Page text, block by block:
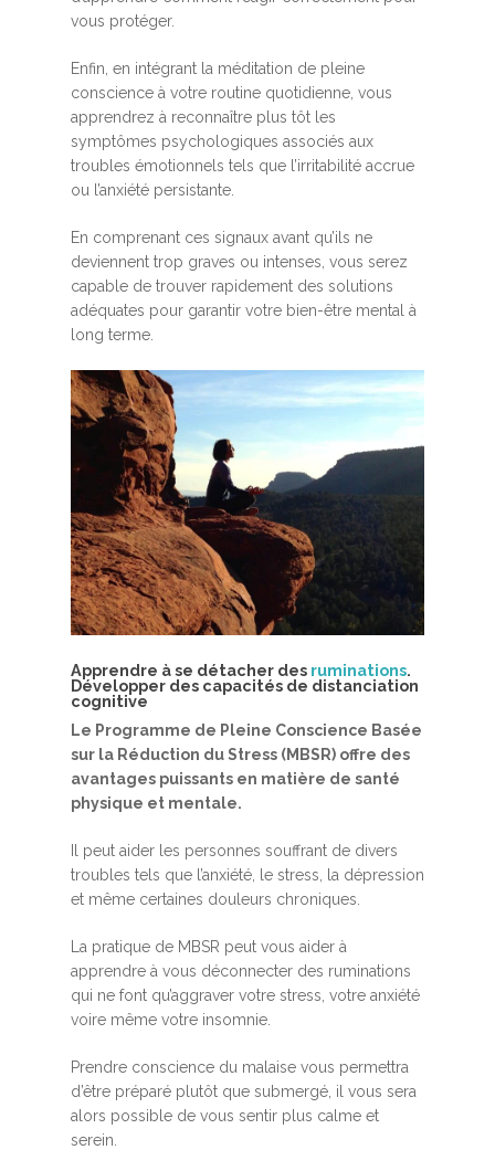
vous protéger.
Enfin, en intégrant la méditation de pleine
conscience à votre routine quotidienne, vous
apprendrez à reconnaître plus tôt les
symptômes psychologiques associés aux
troubles émotionnels tels que l’irritabilité accrue
ou l’anxiété persistante.
En comprenant ces signaux avant qu’ils ne
deviennent trop graves ou intenses, vous serez
capable de trouver rapidement des solutions
adéquates pour garantir votre bien-être mental à
long terme.
Apprendre à se détacher des ruminations.
Développer des capacités de distanciation
cognitive
Le Programme de Pleine Conscience Basée
sur la Réduction du Stress (MBSR) offre des
avantages puissants en matière de santé
physique et mentale.
Il peut aider les personnes souffrant de divers
troubles tels que l’anxiété, le stress, la dépression
et même certaines douleurs chroniques.
La pratique de MBSR peut vous aider à
apprendre à vous déconnecter des ruminations
qui ne font qu’aggraver votre stress, votre anxiété
voire même votre insomnie.
Prendre conscience du malaise vous permettra
d’être préparé plutôt que submergé, il vous sera
alors possible de vous sentir plus calme et
serein.
Accueil
Méditation
MBSR
Méditation pleine
Stage de méditation
Thérapie :
Somatic Experiencing
Entreprise